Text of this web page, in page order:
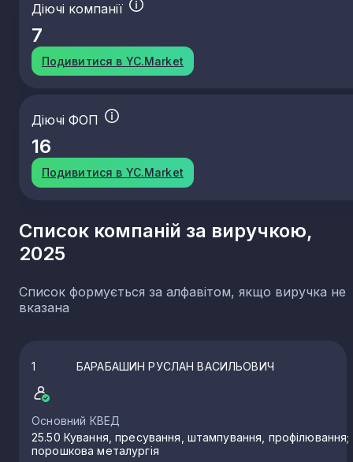
Діючі компанії
7
Подивитися в YC.Market
Діючі ФОП
16
Подивитися в YC.Market
Список компаній за виручкою,
2025
Список формується за алфавітом, якщо виручка не
вказана
1 БАРАБАШИН РУСЛАН ВАСИЛЬОВИЧ
Основний КВЕД
25.50 Кування, пресування, штампування, профілювання;
порошкова металургія